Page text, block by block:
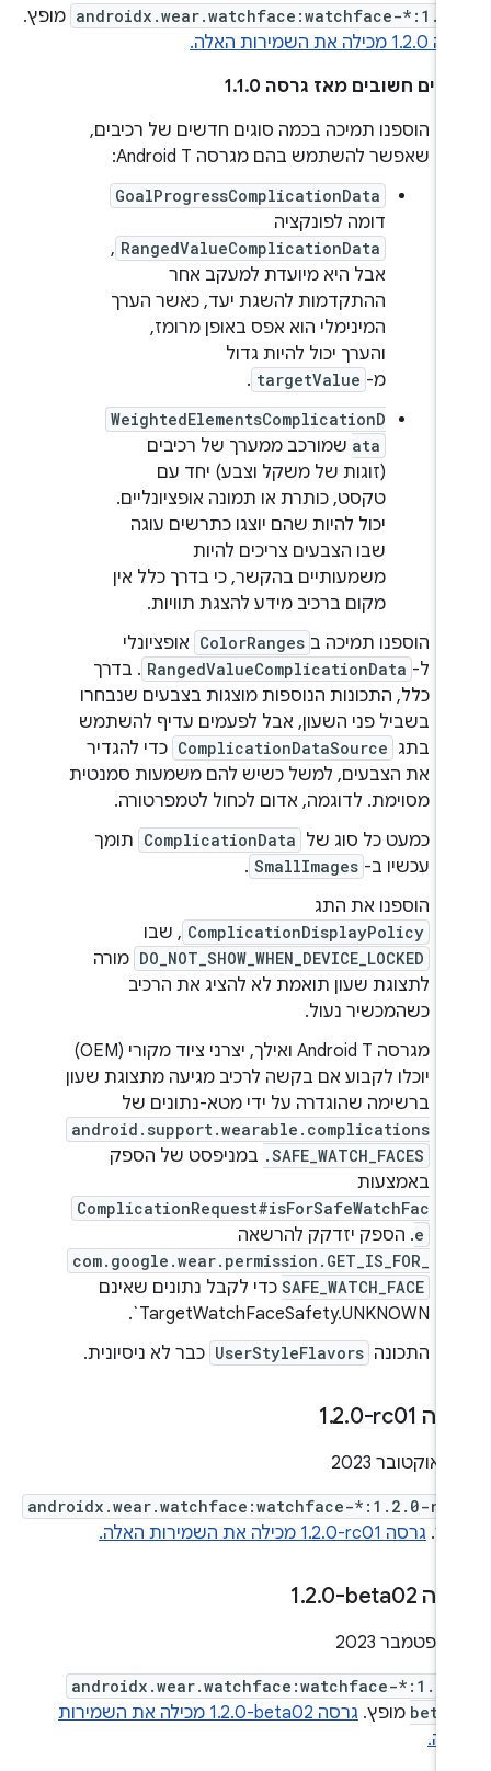
androidx.wear.watchface:watchface- מופץ.
חשובים מאז גרסה 1.1.0
הוספנו תמיכה בכמה סוגים חדשים של רכיבים,
שאפשר להשתמש בהם מגרסה Android T:
GoalProgressComplicationData
דומה לפונקציה
RangedValueComplicationData
,
אבל היא מיועדת למעקב אחר
ההתקדמות להשגת יעד, כאשר הערך
המינימלי הוא אפס באופן מרומז,
והערך יכול להיות גדול
targetValue
.
WeightedElementsComplicationD
שמורכב ממערך של רכיבים
(זוגות של משקל וצבע) יחד עם
טקסט, כותרת או תמונה אופציונליים.
יכול להיות שהם יוצגו כתרשים עוגה
שבו הצבעים צריכים להיות
משמעותיים בהקשר, כי בדרך כלל אין
מקום ברכיב מידע להצגת תוויות.
הוספנו תמיכה ב ColorRanges אופציונלי
RangedValueComplicationData . בדרך
כלל, התכונות הנוספות מוצגות בצבעים שנבחרו
בשביל פני השעון, אבל לפעמים עדיף להשתמש
בתג ComplicationDataSource כדי להגדיר
את הצבעים, למשל כשיש להם משמעות סמנטית
מסוימת. לדוגמה, אדום לכחול לטמפרטורה.
כמעט כל סוג של ComplicationData תומך
עכשיו ב- SmallImages
.
הוספנו את התג
ComplicationDisplayPolicy , שבו
DO_NOT_SHOW_WHEN_DEVICE_LOCKED מורה
לתצוגת שעון תואמת לא להציג את הרכיב
כשהמכשיר נעול.
מגרסה Android T ואילך, יצרני ציוד מקורי (OEM)
יוכלו לקבוע אם בקשה לרכיב מגיעה מתצוגת שעון
ברשימה שהוגדרה על ידי מטא-נתונים של
android.support.wearable.complications
.SAFE_WATCH_FACESבמניפסט של הספק
באמצעות
ComplicationRequest#isForSafeWatchFac
. הספק יזדקק להרשאה
com.google.wear.permission.GET_IS_FOR_
SAFE_WATCH_FACEכדי לקבל נתונים שאינם
TargetWatchFaceSafety.UNKNOWN`.
התכונה UserStyleFlavors כבר לא ניסיונית.
.2.0-rc01
androidx.wear.watchface:watchface-*:1.2.0-
גרסה ‎1.2.0-rc01 מכילה את השמירות האלה.
.2.0-beta02
androidx.wear.watchface:watchface-
מופץ.
גרסה ‎1.2.0-beta02 מכילה את השמירות